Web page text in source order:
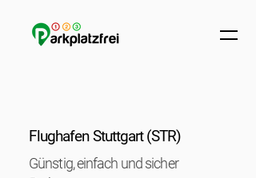
Flughafen Stuttgart (STR)
Günstig, einfach und sicher